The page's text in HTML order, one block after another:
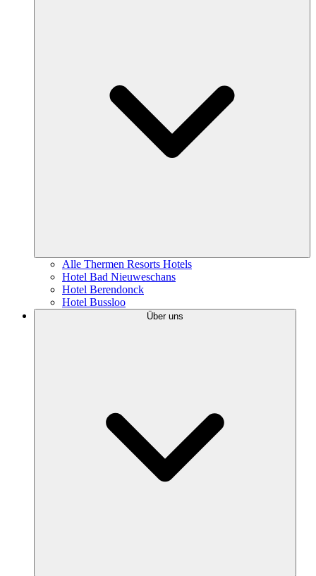
Alle Thermen Resorts Hotels
Hotel Bad Nieuweschans
Hotel Berendonck
Hotel Bussloo
Über uns